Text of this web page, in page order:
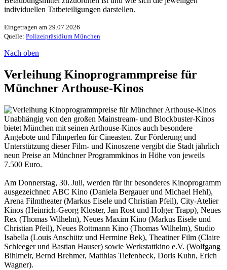
individuellen Tatbeteiligungen darstellen.
Eingetragen am 29.07.2026
Quelle: Polizeipräsidium München
Nach oben
Verleihung Kinoprogrammpreise für
Münchner Arthouse-Kinos
Unabhängig von den großen Mainstream- und Blockbuster-Kinos
bietet München mit seinen Arthouse-Kinos auch besondere
Angebote und Filmperlen für Cineasten. Zur Förderung und
Unterstützung dieser Film- und Kinoszene vergibt die Stadt jährlich
neun Preise an Münchner Programmkinos in Höhe von jeweils
7.500 Euro.
Am Donnerstag, 30. Juli, werden für ihr besonderes Kinoprogramm
ausgezeichnet: ABC Kino (Daniela Bergauer und Michael Hehl),
Arena Filmtheater (Markus Eisele und Christian Pfeil), City-Atelier
Kinos (Heinrich-Georg Kloster, Jan Rost und Holger Trapp), Neues
Rex (Thomas Wilhelm), Neues Maxim Kino (Markus Eisele und
Christian Pfeil), Neues Rottmann Kino (Thomas Wilhelm), Studio
Isabella (Louis Anschütz und Hermine Bek), Theatiner Film (Claire
Schleeger und Bastian Hauser) sowie Werkstattkino e.V. (Wolfgang
Bihlmeir, Bernd Brehmer, Matthias Tiefenbeck, Doris Kuhn, Erich
Wagner).